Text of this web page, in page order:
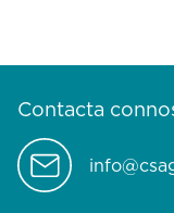
Contacta